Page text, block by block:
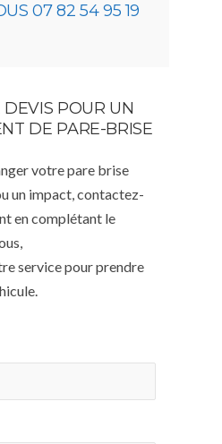
07 82 54 95 19
POUR UN
DE PARE-BRISE
votre pare brise
un impact, contactez-
en complétant le
service pour prendre